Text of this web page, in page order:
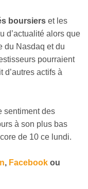
boursiers et les
d’actualité alors que
du Nasdaq et du
pourraient
actifs à
sentiment des
à son plus bas
de 10 ce lundi.
, Facebook ou